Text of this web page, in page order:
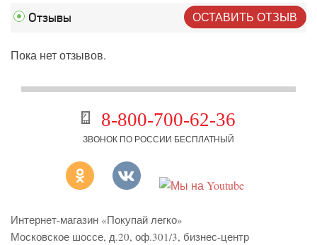
Отзывы ОСТАВИТЬ ОТЗЫВ
Пока нет отзывов.
8-800-700-62-36
ЗВОНОК ПО РОССИИ БЕСПЛАТНЫЙ
Интернет-магазин «Покупай легко»
Московское шоссе, д.20, оф.301/3, бизнес-центр